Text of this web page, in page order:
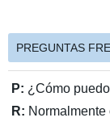
PREGUNTAS
P: ¿Cómo
R: